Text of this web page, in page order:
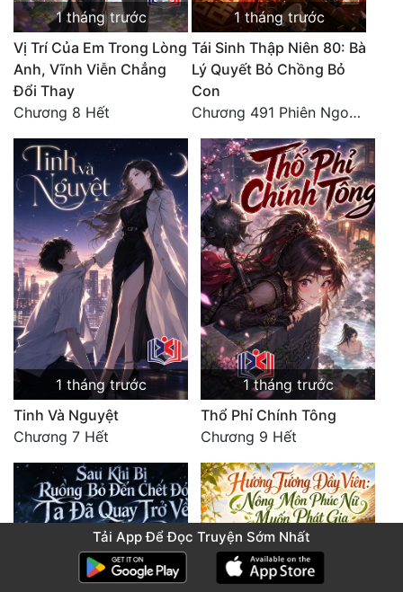
1 tháng trước
Vị Trí Của Em Trong Lòng
Anh, Vĩnh Viễn Chẳng
Đổi Thay
Chương 8 Hết
1 tháng trước
Tái Sinh Thập Niên 80: Bà
Lý Quyết Bỏ Chồng Bỏ
Con
Chương 491 Phiên Ngoại Đào Hoa - Quả Báo Cuối Đời, Chết Trong Cô Độc (hết)
1 tháng trước
Tinh Và Nguyệt
Chương 7 Hết
1 tháng trước
Thổ Phỉ Chính Tông
Chương 9 Hết
Tải App Để Đọc Truyện Sớm Nhất